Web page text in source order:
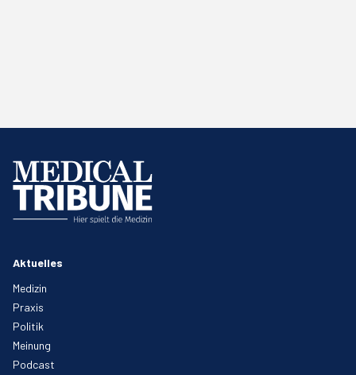
Aktuelles
Medizin
Praxis
Politik
Meinung
Podcast